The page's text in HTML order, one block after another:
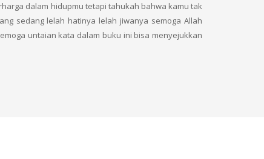
dalam hidupmu tetapi tahukah bahwa kamu tak
sedang lelah hatinya lelah jiwanya semoga Allah
untaian kata dalam buku ini bisa menyejukkan